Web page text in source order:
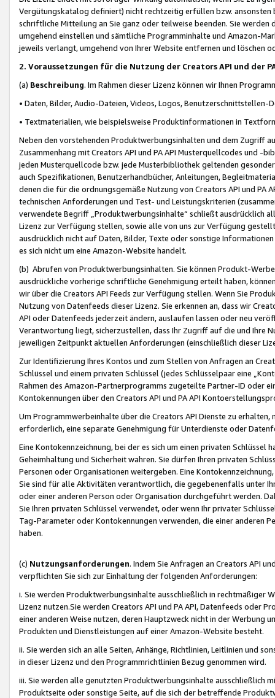
Vergütungskatalog definiert) nicht rechtzeitig erfüllen bzw. ansonsten
schriftliche Mitteilung an Sie ganz oder teilweise beenden. Sie werden
umgehend einstellen und sämtliche Programminhalte und Amazon-
jeweils verlangt, umgehend von Ihrer Website entfernen und löschen
2. Voraussetzungen für die Nutzung der Creators API und der
(a) Beschreibung. Im Rahmen dieser Lizenz können wir Ihnen
• Daten, Bilder, Audio-Dateien, Videos, Logos, Benutzerschnittstellen-
• Textmaterialien, wie beispielsweise Produktinformationen in
Neben den vorstehenden Produktwerbungsinhalten und dem Zugriff
Zusammenhang mit Creators API und PA API Musterquellcodes und
jeden Musterquellcode bzw. jede Musterbibliothek geltenden
auch Spezifikationen, Benutzerhandbücher, Anleitungen,
denen die für die ordnungsgemäße Nutzung von Creators API und PA
technischen Anforderungen und Test- und Leistungskriterien
verwendete Begriff „Produktwerbungsinhalte“ schließt ausdrücklich
Lizenz zur Verfügung stellen, sowie alle von uns zur Verfügung
ausdrücklich nicht auf Daten, Bilder, Texte oder sonstige
es sich nicht um eine Amazon-Website handelt.
(b) Abrufen von Produktwerbungsinhalten. Sie können Produkt-
ausdrückliche vorherige schriftliche Genehmigung erteilt haben,
wir über die Creators API Feeds zur Verfügung stellen. Wenn Sie
Nutzung von Datenfeeds dieser Lizenz. Sie erkennen an, dass wir
API oder Datenfeeds jederzeit ändern, auslaufen lassen oder neu
Verantwortung liegt, sicherzustellen, dass Ihr Zugriff auf die und Ihre
jeweiligen Zeitpunkt aktuellen Anforderungen (einschließlich dieser
Zur Identifizierung Ihres Kontos und zum Stellen von Anfragen an
Schlüssel und einem privaten Schlüssel (jedes Schlüsselpaar eine
Rahmen des Amazon-Partnerprogramms zugeteilte Partner-ID oder
Kontokennungen über den Creators API und PA API
Um Programmwerbeinhalte über die Creators API Dienste zu
erforderlich, eine separate Genehmigung für Unterdienste oder
Eine Kontokennzeichnung, bei der es sich um einen privaten
Geheimhaltung und Sicherheit wahren. Sie dürfen Ihren privaten
Personen oder Organisationen weitergeben. Eine
Sie sind für alle Aktivitäten verantwortlich, die gegebenenfalls unter
oder einer anderen Person oder Organisation durchgeführt werden.
Sie Ihren privaten Schlüssel verwendet, oder wenn Ihr privater
Tag-Parameter oder Kontokennungen verwenden, die einer anderen
haben.
(c) Nutzungsanforderungen. Indem Sie Anfragen an Creators API
verpflichten Sie sich zur Einhaltung der folgenden Anforderungen:
i. Sie werden Produktwerbungsinhalte ausschließlich in rechtmäßiger
Lizenz nutzen.Sie werden Creators API und PA API, Datenfeeds oder
einer anderen Weise nutzen, deren Hauptzweck nicht in der Werbung
Produkten und Dienstleistungen auf einer Amazon-Website besteht.
ii. Sie werden sich an alle Seiten, Anhänge, Richtlinien, Leitlinien und
in dieser Lizenz und den Programmrichtlinien Bezug genommen wird.
iii. Sie werden alle genutzten Produktwerbungsinhalte ausschließlich
Produktseite oder sonstige Seite, auf die sich der betreffende